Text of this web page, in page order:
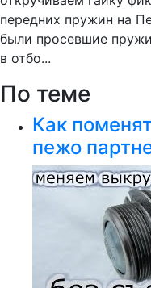
передних пружин на
были просевшие
в отбо...
По теме
Как
пежо